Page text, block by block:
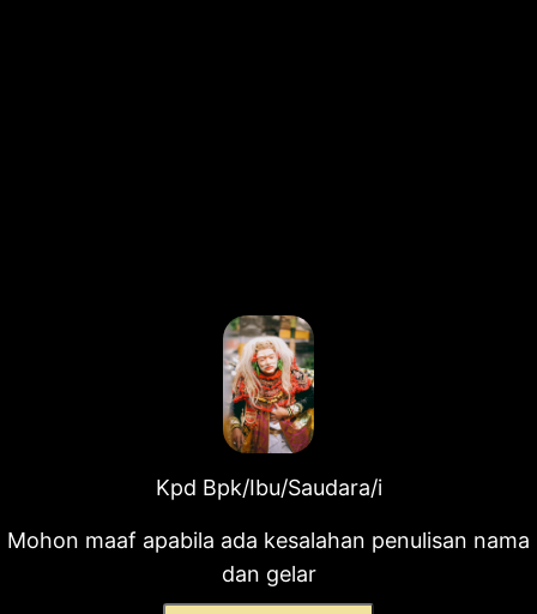
Kpd Bpk/Ibu/Saudara/i
Mohon maaf apabila ada kesalahan penulisan nama
dan gelar